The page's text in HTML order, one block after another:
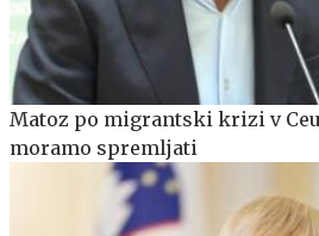
Matoz po migrantski krizi v
moramo spremljati